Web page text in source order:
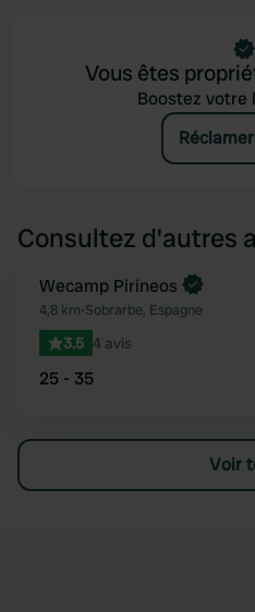
Vous êtes
Boostez votre
Consultez d'autres
Reserve maintenant
Wecamp Pirineos
4,8 km•Sobrarbe, Espagne
3.5 4 avis
25 - 35
Voir